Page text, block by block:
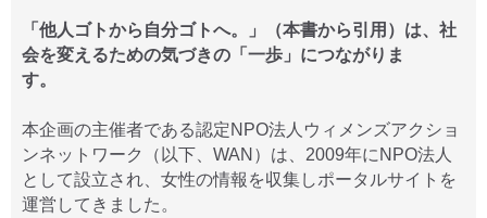
「他人ゴトから自分ゴトへ。」（本書から引用）は、社
会を変えるための気づきの「一歩」につながりま
す。
本企画の主催者である認定NPO法人ウィメンズアクショ
ンネットワーク（以下、WAN）は、2009年にNPO法人
として設立され、女性の情報を収集しポータルサイトを
運営してきました。